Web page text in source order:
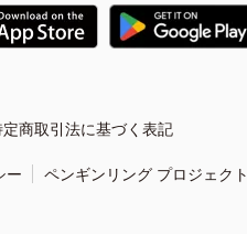
商取引法に基づく表記
ー ペンギンリング プロジェクト